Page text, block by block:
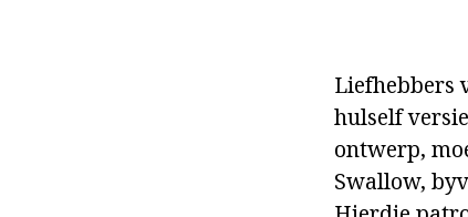
Liefhebbers
hulself
ontwerp,
Swallow,